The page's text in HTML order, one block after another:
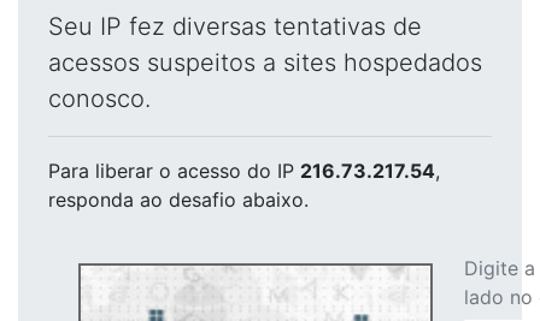
Seu IP fez diversas tentativas de
acessos suspeitos a sites hospedados
conosco.
Para liberar o acesso do IP 216.73.217.54,
responda ao desafio abaixo.
Digite
lado no